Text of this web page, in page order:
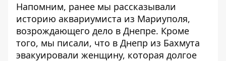
Напомним, ранее мы рассказывали
историю аквариумиста из Мариуполя,
возрождающего дело в Днепре. Кроме
того, мы писали, что в Днепр из Бахмута
эвакуировали женщину, которая долгое